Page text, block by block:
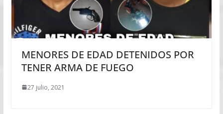
MENORES DE EDAD DETENIDOS POR
TENER ARMA DE FUEGO
27 julio, 2021